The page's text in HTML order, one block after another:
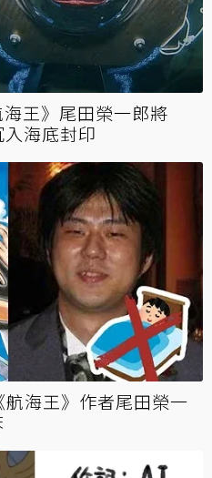
王》尾田榮一郎將
入海底封印
海王》作者尾田榮一